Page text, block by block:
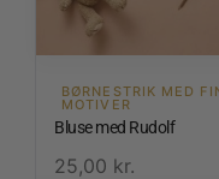
BØRNESTRIK MED
MOTIVER
Bluse med Rudolf
25,00 kr.